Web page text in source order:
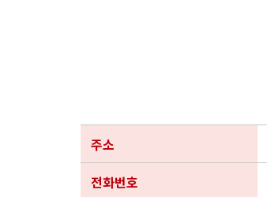
주소
전화번호